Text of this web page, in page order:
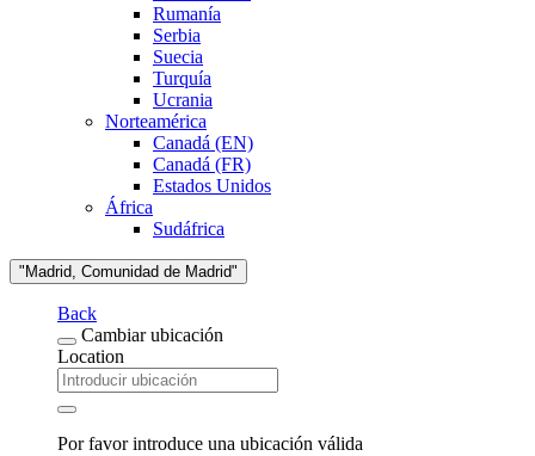
Rumanía
Serbia
Suecia
Turquía
Ucrania
Norteamérica
Canadá (EN)
Canadá (FR)
Estados Unidos
África
Sudáfrica
"Madrid, Comunidad de Madrid"
Back
Cambiar ubicación
Location
Por favor introduce una ubicación válida